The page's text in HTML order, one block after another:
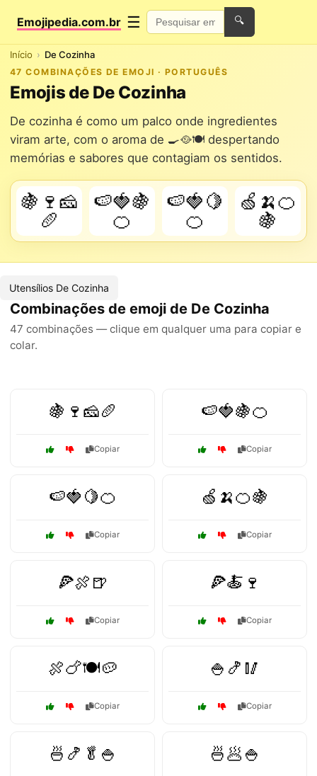
Emojipedia.com.br ☰ 🔍
Início De Cozinha
47 COMBINAÇÕES DE EMOJI · PORTUGUÊS
Emojis de De Cozinha
De cozinha é como um palco onde ingredientes
viram arte, com o aroma de 🍳🥘🍽️ despertando
memórias e sabores que contagiam os sentidos.
🍇🍷🧀
🥖
🍉🍓🍇
🍊
🍉🍓🍋
🍊
🍏🍌🍊
🍇
Utensílios De Cozinha
Combinações de emoji de De Cozinha
47 combinações — clique em qualquer uma para copiar e
colar.
🍇🍷🧀🥖
Copiar
🍉🍓🍇🍊
Copiar
🍉🍓🍋🍊
Copiar
🍏🍌🍊🍇
Copiar
🍕🍖🍺
Copiar
🍕🍝🍷
Copiar
🍖🍗🍽️🥔
Copiar
🍚🍤🥢
Copiar
🍜🍤🥬🍚 🍜🥟🍚